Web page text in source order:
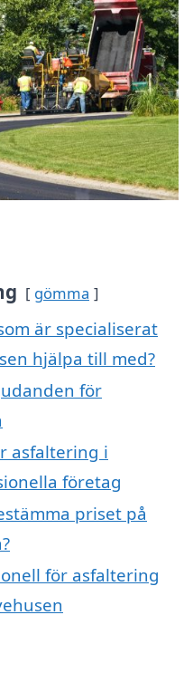
gömma
är specialiserat
hjälpa till med?
för
asfaltering i
företag
priset på
för asfaltering